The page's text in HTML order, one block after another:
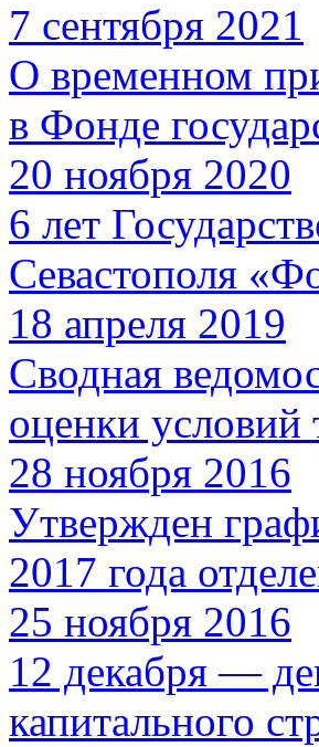
7 сентября 2021
О временном
в Фонде
20 ноября 2020
6 лет
Севастополя
18 апреля 2019
Сводная
оценки условий
28 ноября 2016
Утвержден
2017 года
25 ноября 2016
12 декабря —
капитального